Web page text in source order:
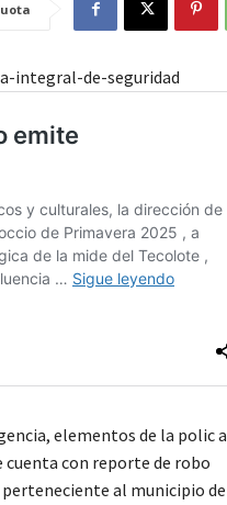
integral-de-seguridad
elementos de la polic a
con reporte de robo
al municipio de